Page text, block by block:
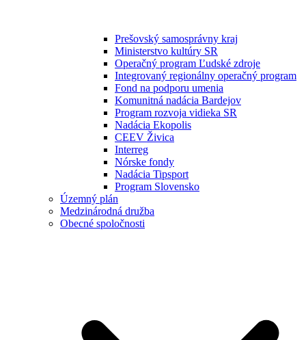
Prešovský samosprávny kraj
Ministerstvo kultúry SR
Operačný program Ľudské zdroje
Integrovaný regionálny operačný program
Fond na podporu umenia
Komunitná nadácia Bardejov
Program rozvoja vidieka SR
Nadácia Ekopolis
CEEV Živica
Interreg
Nórske fondy
Nadácia Tipsport
Program Slovensko
Územný plán
Medzinárodná družba
Obecné spoločnosti